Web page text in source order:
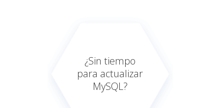
¿Sin tiempo
para actualizar
MySQL?